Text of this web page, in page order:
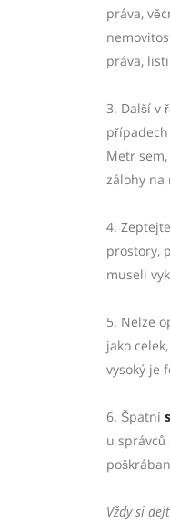
práva,
práva,
3. Další v
Metr
zálohy na
4.
prostory,
museli
5. Nelze
jako
vysoký je
6. Špatní
u
Vždy si